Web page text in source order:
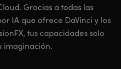
Gracias a todas las
IA que ofrece DaVinci y los
tus capacidades solo
imaginación.